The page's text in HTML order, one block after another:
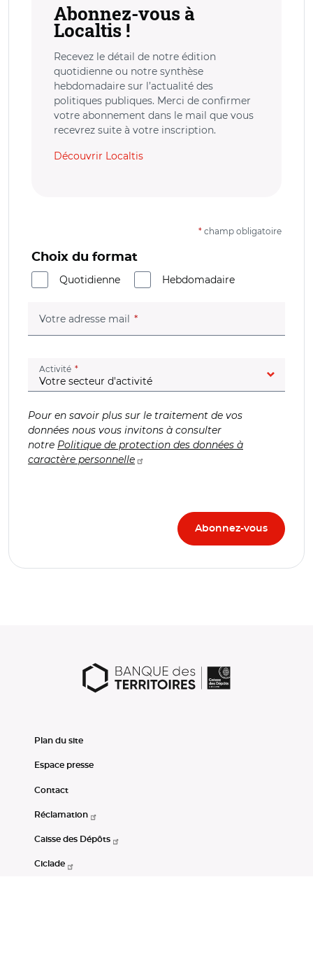
Abonnez-vous à
Localtis !
Recevez le détail de notre édition
quotidienne ou notre synthèse
hebdomadaire sur l’actualité des
politiques publiques. Merci de confirmer
votre abonnement dans le mail que vous
recevrez suite à votre inscription.
Découvrir Localtis
* champ obligatoire
Choix du format
Quotidienne
Hebdomadaire
Votre adresse mail (champ obligatoire)
Activité (champ obligatoire)
Pour en savoir plus sur le traitement de vos
données nous vous invitons à consulter
notre Politique de protection des données à
caractère personnelle
Plan du site
Espace presse
Contact
Réclamation
Caisse des Dépôts
Ciclade